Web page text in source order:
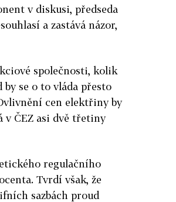
v diskusi, předseda
a zastává názor,
společnosti, kolik
se o to vláda přesto
cen elektřiny by
v ČEZ asi dvě třetiny
regulačního
Tvrdí však, že
sazbách proud